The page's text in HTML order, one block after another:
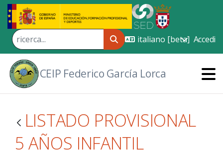
Skip to Main Content
Accedi
CEIP Federico García Lorca
LISTADO PROVISIONAL
5 AÑOS INFANTIL